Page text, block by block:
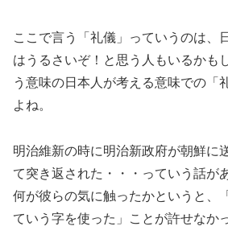
ここで言う「礼儀」っていうのは、
はうるさいぞ！と思う人もいるかも
う意味の日本人が考える意味での「
よね。
明治維新の時に明治新政府が朝鮮に
て突き返された・・・っていう話が
何が彼らの気に触ったかというと、
ていう字を使った」ことが許せなか